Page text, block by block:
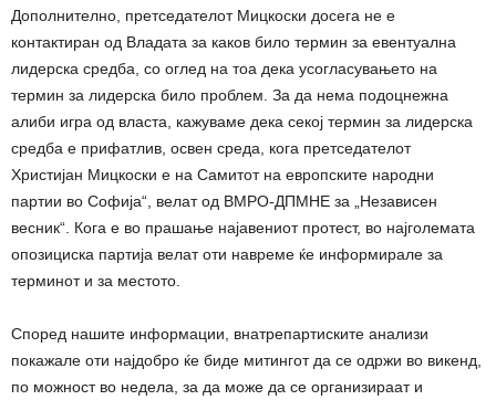
Дополнително, претседателот Мицкоски досега не е
контактиран од Владата за каков било термин за евентуална
лидерска средба, со оглед на тоа дека усогласувањето на
термин за лидерска било проблем. За да нема подоцнежна
алиби игра од власта, кажуваме дека секој термин за лидерска
средба е прифатлив, освен среда, кога претседателот
Христијан Мицкоски е на Самитот на европските народни
партии во Софија“, велат од ВМРО-ДПМНЕ за „Независен
весник“. Кога е во прашање најавениот протест, во најголемата
опозициска партија велат оти навреме ќе информирале за
терминот и за местото.
Според нашите информации, внатрепартиските анализи
покажале оти најдобро ќе биде митингот да се одржи во викенд,
по можност во недела, за да може да се организираат и